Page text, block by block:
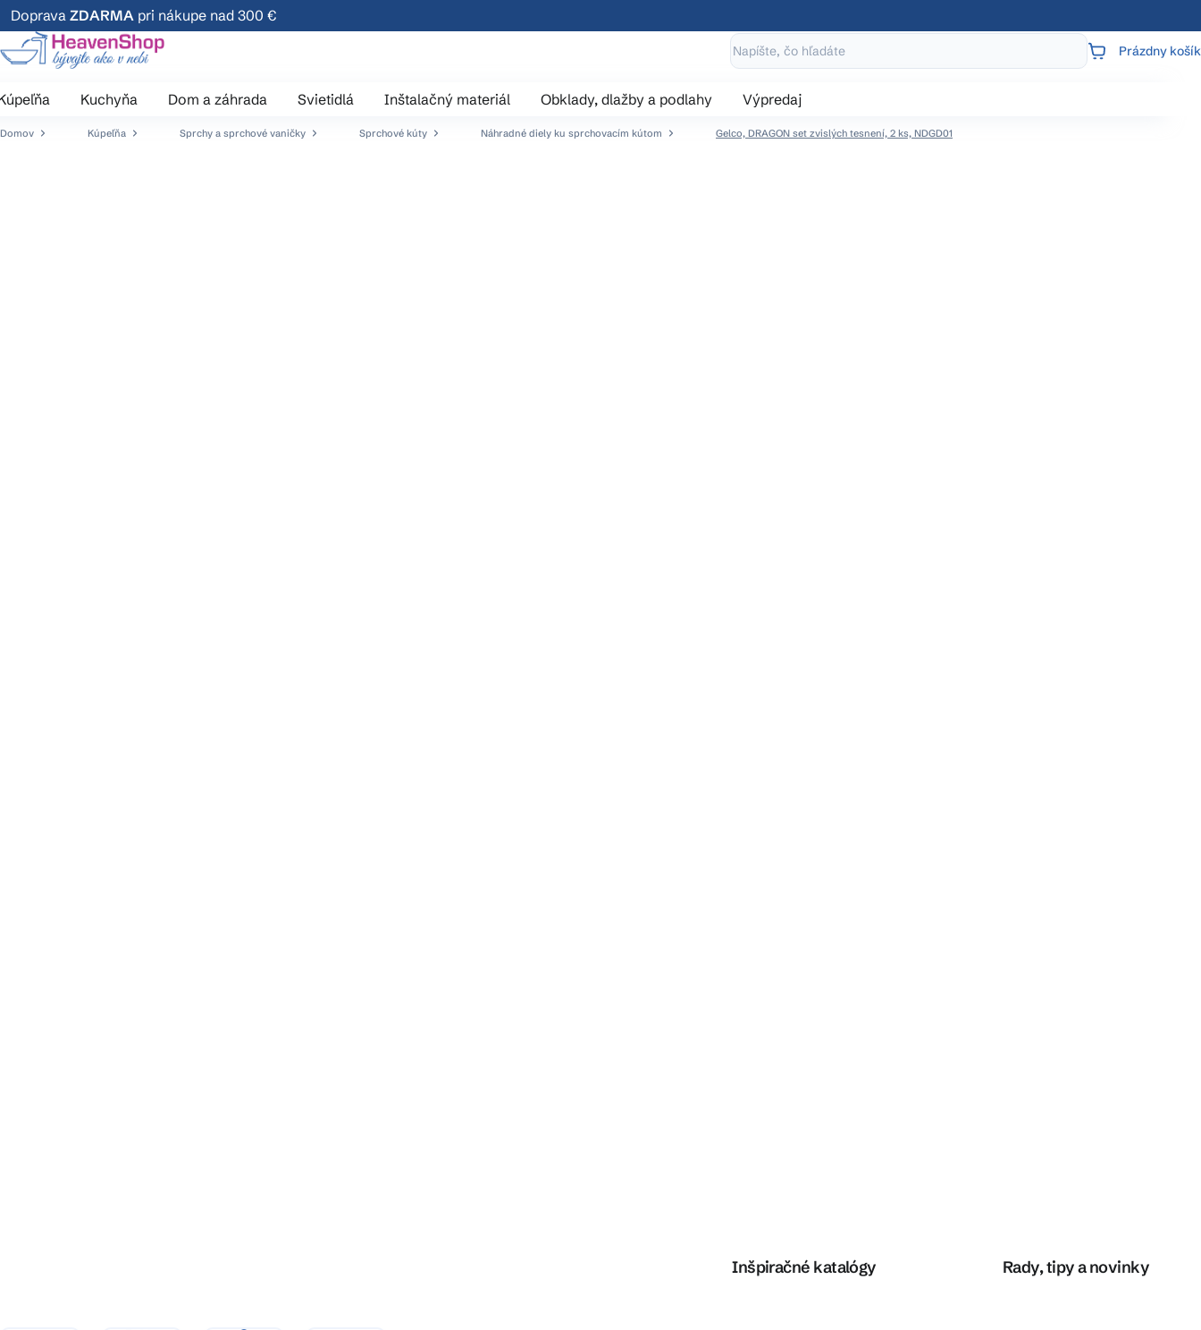
Prejsť
na
obsah
Doprava ZDARMA pri nákupe nad 300 €
NÁKUPNÝ
Prázdny košík
Kuchyňa Dom a záhrada Svietidlá Inštalačný materiál Obklady, dlažby a podlahy Výpredaj
Domov Kúpeľňa Sprchy a sprchové vaničky Sprchové kúty Náhradné diely ku sprchovacím kútom Gelco, DRAGON set zvislých tesnení, 2 ks, NDGD01
Inšpiračné katalógy Rady, tipy a novinky